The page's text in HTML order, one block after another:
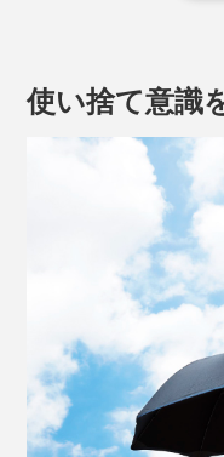
傘内側はブラック無地
日傘としてだけでな
クリアしています。
使い捨て意識